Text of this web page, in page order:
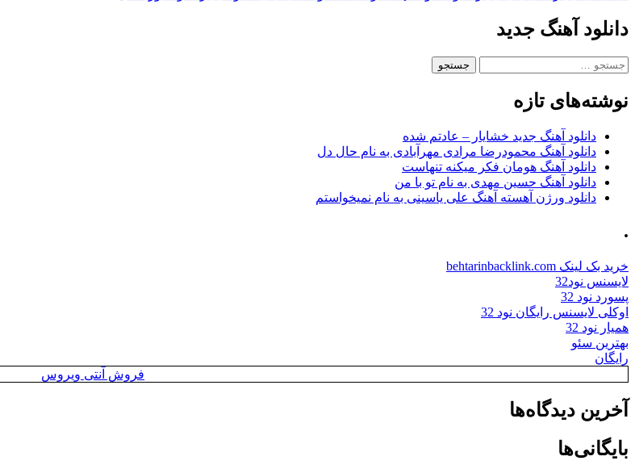
دانلود آهنگ جدید
جستجو
نوشته‌های تازه
دانلود آهنگ جدید خشایار – عادتم شده
دانلود آهنگ محمودرضا مرادی مهرآبادی به نام حال دل
دانلود آهنگ هومان فکر میکنه تنهاست
دانلود آهنگ حسین مهدی به نام تو با من
دانلود ورژن آهسته آهنگ علی یاسینی به نام نمیخواستم
.
خرید بک لینک behtarinbacklink.com
لایسنس نود32
پسورد نود 32
اوکلی لایسنس رایگان نود 32
همیار نود 32
بهترین سئو
رایگان
فروش آنتی ویروس
آخرین دیدگاه‌ها
بایگانی‌ها